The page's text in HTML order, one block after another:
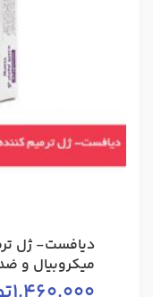
دیافست- ژل
میکروبیال و